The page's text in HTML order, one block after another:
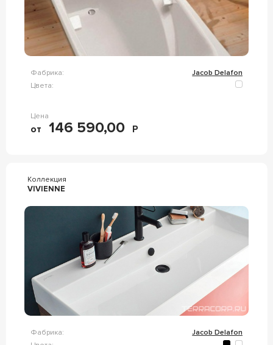
Фабрика:
Jacob Delafon
Цвета:
Цена
от 146 590,00 Р
Коллекция
VIVIENNE
Фабрика:
Jacob Delafon